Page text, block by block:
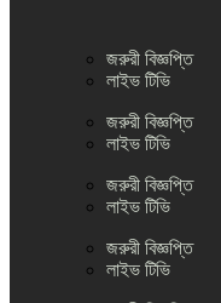
জরুরী বিজ্ঞপ্তি
লাইভ টিভি
জরুরী বিজ্ঞপ্তি
লাইভ টিভি
জরুরী বিজ্ঞপ্তি
লাইভ টিভি
জরুরী বিজ্ঞপ্তি
লাইভ টিভি